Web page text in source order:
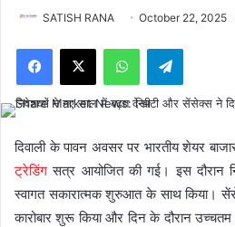
SATISH RANA October 22, 2025
Facebook
X WhatsAppTelegram
दिवाली के पावन अवसर पर भारतीय शेयर
ट्रेडिंग सत्र आयोजित की गई। इस दौरान
स्वागत सकारात्मक शुरुआत के साथ किया।
कारोबार शुरू किया और दिन के दौरान